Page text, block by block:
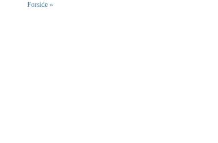
Forside »